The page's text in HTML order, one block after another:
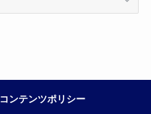
コンテンツポリシー